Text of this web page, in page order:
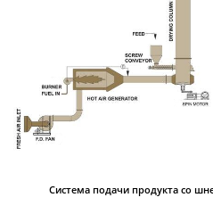
Реакторы
стеклянные
Система подачи продукта со